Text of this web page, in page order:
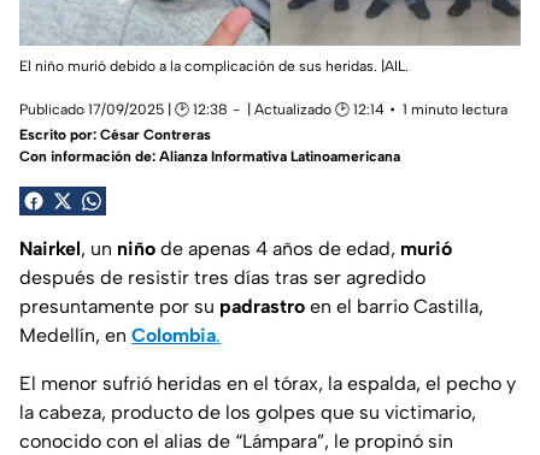
El niño murió debido a la complicación de sus heridas. |AIL.
Publicado 17/09/2025 | 🕑 12:38 | Actualizado 🕑 12:14
1 minuto lectura
Escrito por: César Contreras
Con información de: Alianza Informativa Latinoamericana
Nairkel, un niño de apenas 4 años de edad, murió
después de resistir tres días tras ser agredido
presuntamente por su padrastro en el barrio Castilla,
Medellín, en Colombia.
El menor sufrió heridas en el tórax, la espalda, el pecho y
la cabeza, producto de los golpes que su victimario,
conocido con el alias de “Lámpara”, le propinó sin